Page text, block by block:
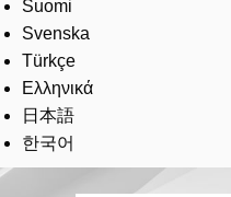
Suomi
Svenska
Türkçe
Ελληνικά
日本語
한국어